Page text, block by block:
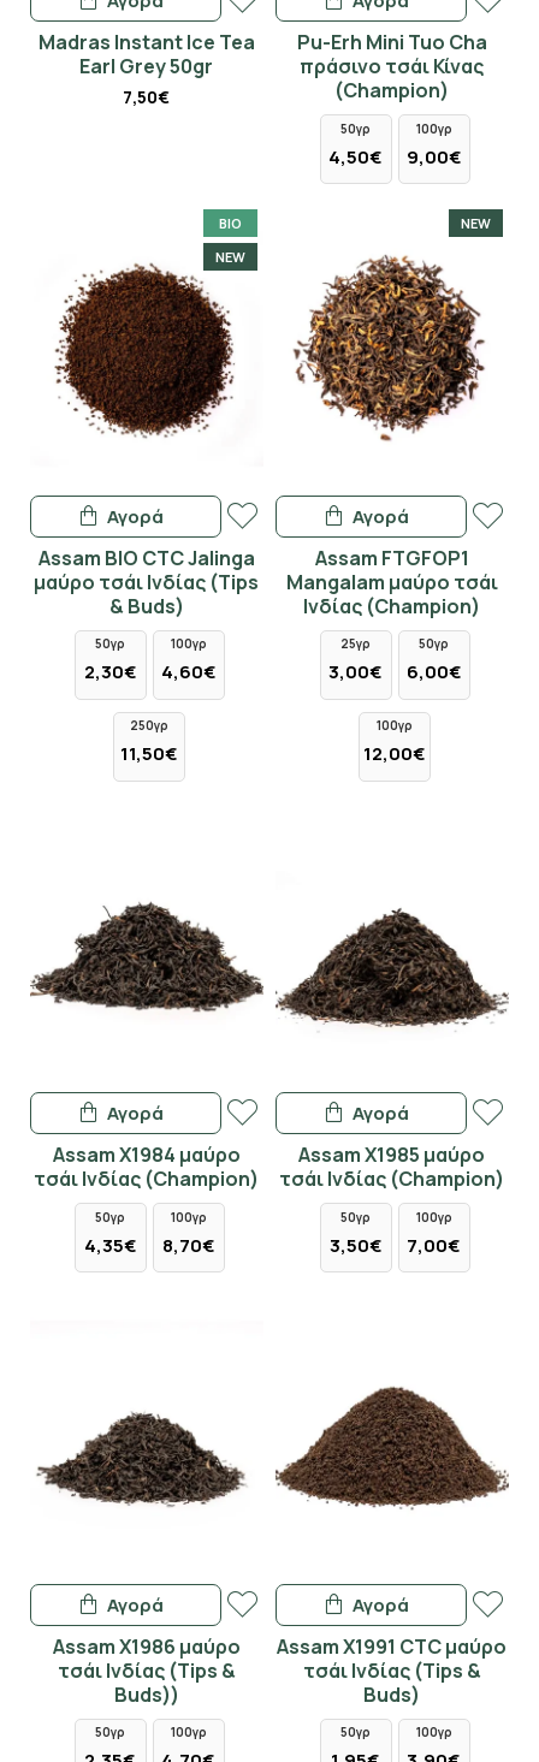
Madras Instant Ice Tea
Earl Grey 50gr
7,50€
Pu-Erh Mini Tuo Cha
πράσινο τσάι Κίνας
(Champion)
50γρ
4,50€
100γρ
9,00€
BIO
NEW
Assam BIO CTC Jalinga
μαύρο τσάι Ινδίας (Tips
& Buds)
50γρ
2,30€
100γρ
4,60€
250γρ
11,50€
Αγορά
NEW
Assam FTGFOP1
Mangalam μαύρο τσάι
Ινδίας (Champion)
25γρ
3,00€
50γρ
6,00€
100γρ
12,00€
Αγορά
Assam X1984 μαύρο
τσάι Ινδίας (Champion)
50γρ
4,35€
100γρ
8,70€
Αγορά
Assam X1985 μαύρο
τσάι Ινδίας (Champion)
50γρ
3,50€
100γρ
7,00€
Αγορά
Assam X1986 μαύρο
τσάι Ινδίας (Tips &
Buds))
50γρ 100γρ
Αγορά
Assam X1991 CTC μαύρο
τσάι Ινδίας (Tips &
Buds)
50γρ 100γρ
Αγορά